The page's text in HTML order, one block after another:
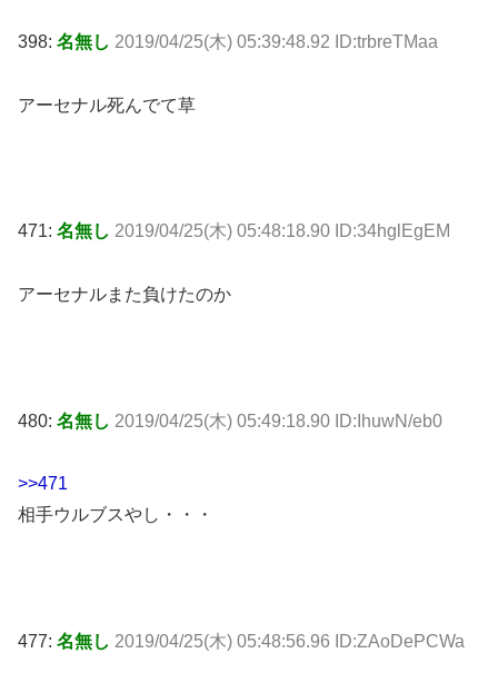
398: 名無し 2019/04/25(木) 05:39:48.92 ID:trbreTMaa
アーセナル死んでて草
471: 名無し 2019/04/25(木) 05:48:18.90 ID:34hglEgEM
アーセナルまた負けたのか
480: 名無し 2019/04/25(木) 05:49:18.90 ID:IhuwN/eb0
>>471
相手ウルブスやし・・・
477: 名無し 2019/04/25(木) 05:48:56.96 ID:ZAoDePCWa